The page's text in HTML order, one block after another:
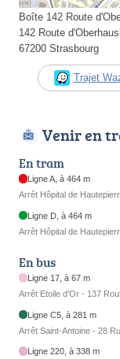
Boîte 142 Route
142 Route
67200 Strasbourg
Trajet
Venir en
En tram
Ligne A, à 464 m
Arrêt Hôpital de
Ligne D, à 464 m
Arrêt Hôpital de
En bus
Ligne 17, à 67 m
Arrêt Etoile d'Or - 137
Ligne C5, à 281 m
Arrêt Saint-Antoine - 28
Ligne 220, à 338 m